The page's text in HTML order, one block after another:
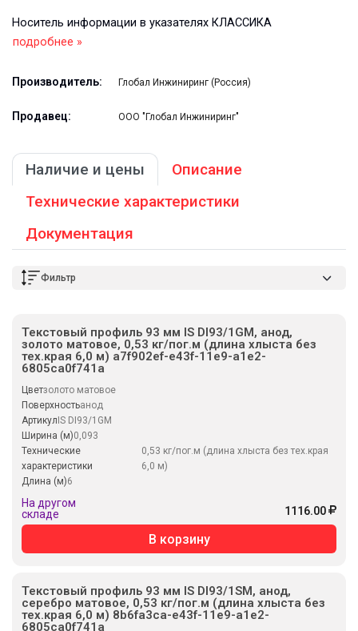
Носитель информации в указателях КЛАССИКА
подробнее »
Производитель: Глобал Инжиниринг (Россия)
Продавец: ООО "Глобал Инжиниринг"
Наличие и цены
Описание
Технические характеристики
Документация
Фильтр
Текстовый профиль 93 мм IS DI93/1GM, анод,
золото матовое, 0,53 кг/пог.м (длина хлыста без
тех.края 6,0 м) a7f902ef-e43f-11e9-a1e2-
6805ca0f741a
Цветзолото матовое
Поверхностьанод
Артикул IS DI93/1GM
Ширина (м)0,093
Технические
характеристики
0,53 кг/пог.м (длина хлыста без тех.края
6,0 м)
Длина (м)6
На другом
складе
1116.00
В корзину
Текстовый профиль 93 мм IS DI93/1SM, анод,
серебро матовое, 0,53 кг/пог.м (длина хлыста без
тех.края 6,0 м) 8b6fa3ca-e43f-11e9-a1e2-
6805ca0f741a